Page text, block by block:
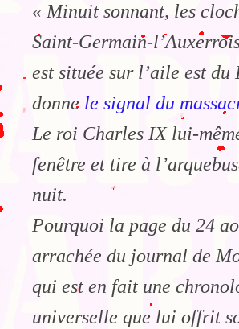
« Minuit sonnant, les
Saint-Germain-
est située sur l’aile est du
donne le signal du
Le roi Charles IX lui-
fenêtre et tire à
nuit.
Pourquoi la page du 24
arrachée du journal de
qui est en fait une
universelle que lui offrit